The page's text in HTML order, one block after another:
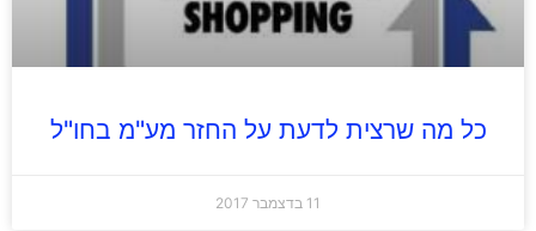
כל מה שרצית לדעת על החזר מע"מ בחו"ל
11 בדצמבר 2017